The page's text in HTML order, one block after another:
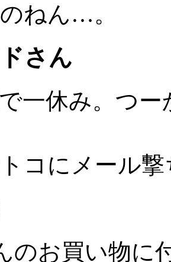
ねん…。
さん
一休み。つ
コにメール
のお買い物に